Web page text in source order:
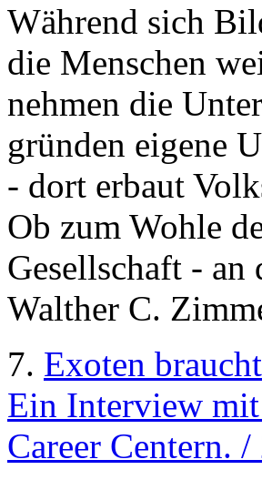
Während sich
die Menschen
nehmen die
gründen eigene
- dort erbaut
Ob zum Wohle
Gesellschaft - an
Walther C.
7. Exoten
Ein Interview
Career Centern.